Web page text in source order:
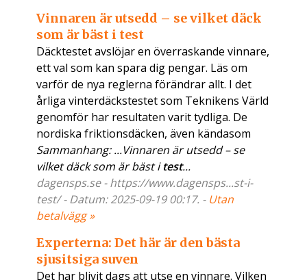
Vinnaren är utsedd – se vilket däck
som är bäst i test
Däcktestet avslöjar en överraskande vinnare,
ett val som kan spara dig pengar. Läs om
varför de nya reglerna förändrar allt. I det
årliga vinterdäckstestet som Teknikens Värld
genomför har resultaten varit tydliga. De
nordiska friktionsdäcken, även kändasom
Sammanhang: ...Vinnaren är utsedd – se
vilket däck som är bäst itest...
dagensps.se - https://www.dagensps...st-i-
test/ - Datum: 2025-09-19 00:17. - Utan
betalvägg »
Experterna: Det här är den bästa
sjusitsiga suven
Det har blivit dags att utse en vinnare. Vilken